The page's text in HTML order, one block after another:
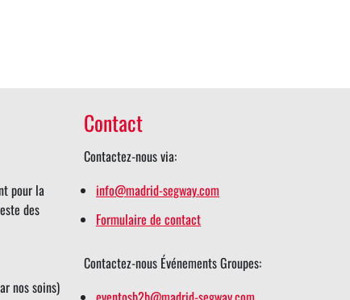
pour la
des
nos soins)
Contact
Contactez-nous via:
info@madrid-segway.com
Formulaire de contact
Contactez-nous Événements Groupes: